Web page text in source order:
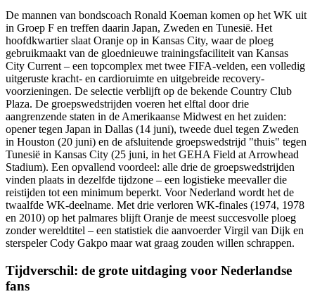
De mannen van bondscoach Ronald Koeman komen op het WK uit
in Groep F en treffen daarin Japan, Zweden en Tunesië. Het
hoofdkwartier slaat Oranje op in Kansas City, waar de ploeg
gebruikmaakt van de gloednieuwe trainingsfaciliteit van Kansas
City Current – een topcomplex met twee FIFA-velden, een volledig
uitgeruste kracht- en cardioruimte en uitgebreide recovery-
voorzieningen. De selectie verblijft op de bekende Country Club
Plaza. De groepswedstrijden voeren het elftal door drie
aangrenzende staten in de Amerikaanse Midwest en het zuiden:
opener tegen Japan in Dallas (14 juni), tweede duel tegen Zweden
in Houston (20 juni) en de afsluitende groepswedstrijd "thuis" tegen
Tunesië in Kansas City (25 juni, in het GEHA Field at Arrowhead
Stadium). Een opvallend voordeel: alle drie de groepswedstrijden
vinden plaats in dezelfde tijdzone – een logistieke meevaller die
reistijden tot een minimum beperkt. Voor Nederland wordt het de
twaalfde WK-deelname. Met drie verloren WK-finales (1974, 1978
en 2010) op het palmares blijft Oranje de meest succesvolle ploeg
zonder wereldtitel – een statistiek die aanvoerder Virgil van Dijk en
sterspeler Cody Gakpo maar wat graag zouden willen schrappen.
Tijdverschil: de grote uitdaging voor Nederlandse
fans